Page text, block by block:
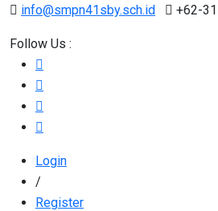
info@smpn41sby.sch.id +62-
Follow Us :
Login
/
Register